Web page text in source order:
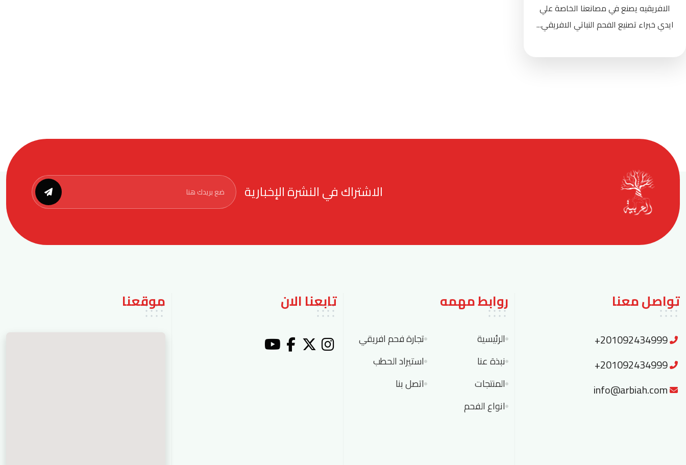
الافريقيه يصنع في مصانعنا الخاصة علي
ايدي خبراء تصنيع الفحم النباتي الافريقي...
الاشتراك في النشرة الإخبارية
تواصل معنا
+201092434999
+201092434999
info@arbiah.com
روابط مهمه
الرئيسية
نبذة عنا
المنتجات
انواع الفحم
تجارة فحم افريقي
استيراد الحطب
اتصل بنا
تابعنا الان موقعنا